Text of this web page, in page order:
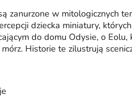
zanurzone w mitologicznych
dziecka miniatury,
do domu Odysie, o
Historie te zilustrują